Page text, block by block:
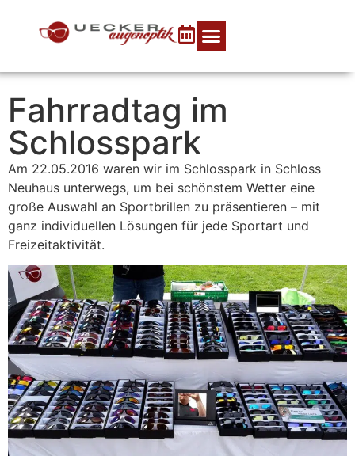
Fahrradtag im
Schlosspark
Am 22.05.2016 waren wir im Schlosspark in Schloss
Neuhaus unterwegs, um bei schönstem Wetter eine
große Auswahl an Sportbrillen zu präsentieren – mit
ganz individuellen Lösungen für jede Sportart und
Freizeitaktivität.